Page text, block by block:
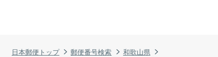
日本郵便トップ 郵便番号検索
和歌山県